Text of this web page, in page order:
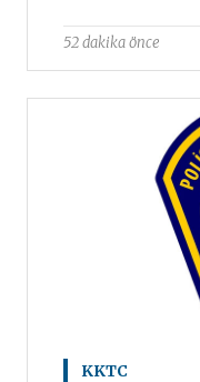
52 dakika önce
KKTC